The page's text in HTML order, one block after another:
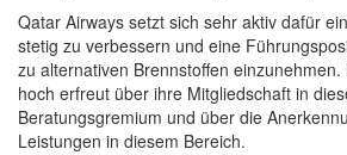
Qatar Airways setzt sich sehr aktiv dafür
stetig zu verbessern und eine
zu alternativen Brennstoffen
hoch erfreut über ihre Mitgliedschaft in
Beratungsgremium und über die
Leistungen in diesem Bereich.